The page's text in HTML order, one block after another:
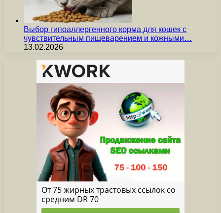
Выбор гипоаллергенного корма для кошек с
чувствительным пищеварением и кожными…
13.02.2026